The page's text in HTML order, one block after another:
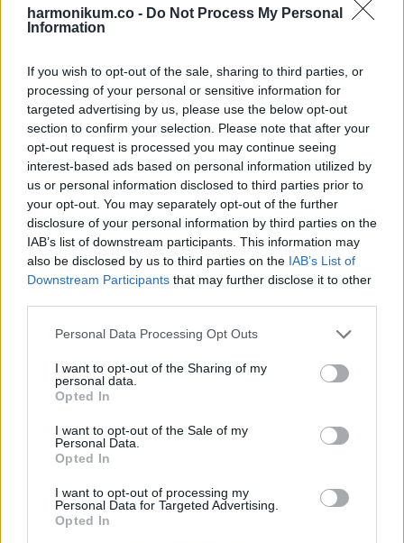
harmonikum.co - Do Not Process My Personal
Information
If you wish to opt-out of the sale, sharing to third parties, or
processing of your personal or sensitive information for
targeted advertising by us, please use the below opt-out
section to confirm your selection. Please note that after your
opt-out request is processed you may continue seeing
interest-based ads based on personal information utilized by
us or personal information disclosed to third parties prior to
your opt-out. You may separately opt-out of the further
disclosure of your personal information by third parties on the
IAB’s list of downstream participants. This information may
also be disclosed by us to third parties on the IAB’s List of
Downstream Participants that may further disclose it to other
Please note that this website/app uses one or more Google
not limited to your visit or usage behaviour. You may click to
grant or deny consent to Google and its third-party tags to
use your data for below specified purposes in below Google
consent section.
Personal Data Processing Opt Outs
I want to opt-out of the Sharing of my
personal data.
Opted In
I want to opt-out of the Sale of my
Personal Data.
Opted In
I want to opt-out of processing my
Personal Data for Targeted Advertising.
Opted In
hogy jelölje meg a beszélgetést biztonságosnak, vagy
jelentsen be a feladót. Azt is kijelentik, hogy a TikTokon
miatt platformjuk nem kívánatos azok számára, akik explicit
képeket szeretnének megosztani.
A Snapchat azt is közli, hogy szigorú biztonsági
beállításokat alkalmaznak a 13-17 éves felhasználók
számára, akiknek fiókjait automatikusan privátként kezelik,
és csak egymás között, valamint a kölcsönösen elfogadott
barátok vagy a névjegyzékbe már mentett számok között
engedélyezik a kommunikációt.
biztonságosan és magabiztosan navigáljanak a közösségi
média platformjukon.
Nem tudni, hogy Caleb valódi életkorát használta-e a
profiljában.
Morgan most arra szeretné ösztönözni a gyerekeket, hogy